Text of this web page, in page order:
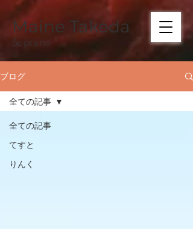
Maine Takeda
Soprano MENU
ブログ
全ての記事
てすと
りんく
全ての記事